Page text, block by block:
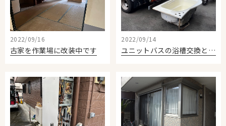
2022/09/16
古家を作業場に改装中です
2022/09/14
ユニットバスの浴槽交換と換気乾燥機交換